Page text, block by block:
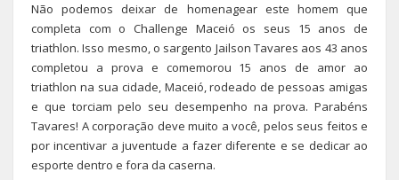
Não podemos deixar de homenagear este homem que
completa com o Challenge Maceió os seus 15 anos de
triathlon. Isso mesmo, o sargento Jailson Tavares aos 43 anos
completou a prova e comemorou 15 anos de amor ao
triathlon na sua cidade, Maceió, rodeado de pessoas amigas
e que torciam pelo seu desempenho na prova. Parabéns
Tavares! A corporação deve muito a você, pelos seus feitos e
por incentivar a juventude a fazer diferente e se dedicar ao
esporte dentro e fora da caserna.